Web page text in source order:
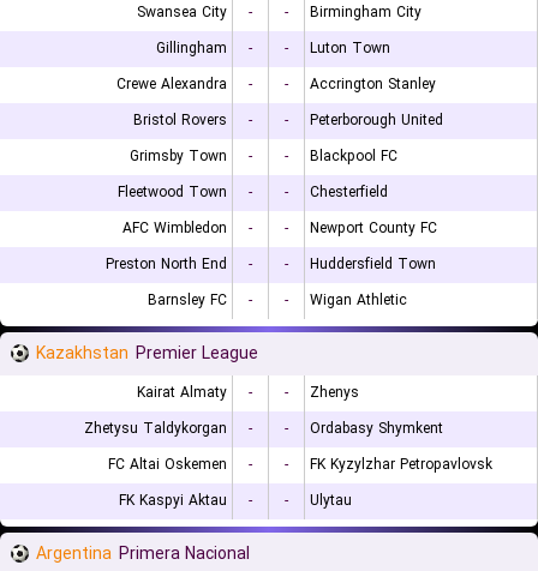
Swansea City
- -
Birmingham City
Gillingham
- -
Luton Town
Crewe Alexandra
- -
Accrington Stanley
Bristol Rovers
- -
Peterborough United
Grimsby Town
- -
Blackpool FC
Fleetwood Town
- -
Chesterfield
AFC Wimbledon
- -
Newport County FC
Preston North End
- -
Huddersfield Town
Barnsley FC
- - Wigan Athletic
Kazakhstan Premier League
Kairat Almaty - -
Zhenys
Zhetysu Taldykorgan
- -
Ordabasy Shymkent
FC Altai Oskemen
- -
FK Kyzylzhar Petropavlovsk
FK Kaspyi Aktau
- - Ulytau
Argentina Primera Nacional